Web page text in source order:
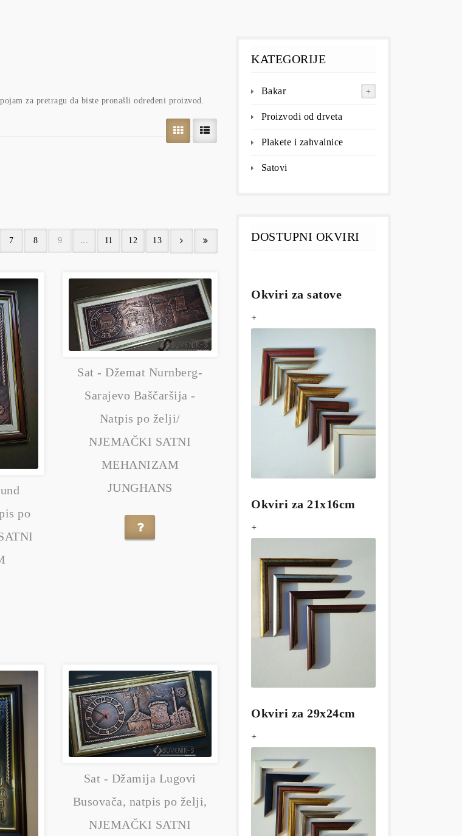
za pretragu da biste pronašli određeni proizvod.
7 8 9 ... 11 12 13
po
Sat - Džemat Nurnberg-
Sarajevo Baščaršija -
Natpis po želji/
NJEMAČKI SATNI
MEHANIZAM
JUNGHANS
Sat - Džamija Lugovi
Busovača, natpis po želji,
NJEMAČKI SATNI
KATEGORIJE
Bakar
Proizvodi od drveta
Plakete i zahvalnice
Satovi
DOSTUPNI OKVIRI
Okviri za satove
+
Okviri za 21x16cm
+
Okviri za 29x24cm
+